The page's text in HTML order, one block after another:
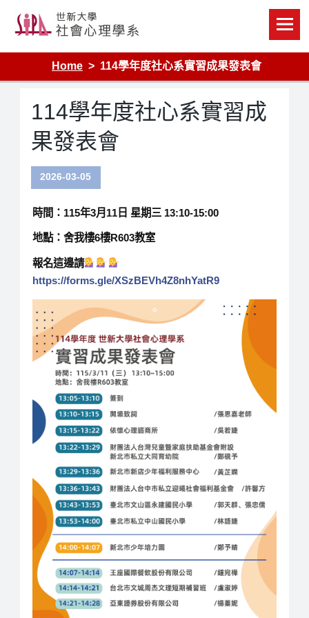
content
Home 114學年度社心系實習成果發表會
114學年度社心系實習成
果發表會
2026-03-05
時間： 115年3月11日 星期三 13:10-15:00
地點：舍我樓6樓R603教室
報名這邊請
https://forms.gle/XSzBEVh4Z8nhYatR9